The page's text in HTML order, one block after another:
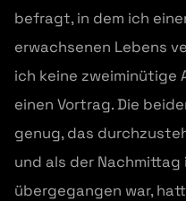
befragt, in dem ich
erwachsenen Lebens
ich keine zweiminütige
einen Vortrag. Die
genug, das
und als der Nachmittag
übergegangen war,